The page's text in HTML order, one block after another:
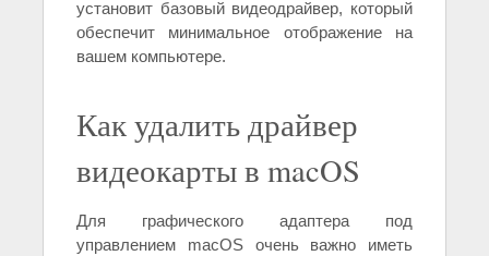
установит базовый видеодрайвер, который
обеспечит минимальное отображение на
вашем компьютере.
Как удалить драйвер
видеокарты в macOS
Для графического адаптера под
управлением macOS очень важно иметь